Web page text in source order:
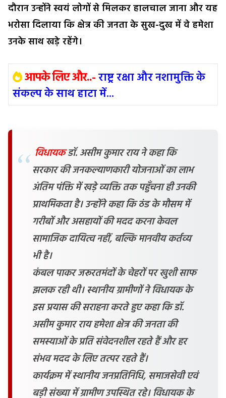
दौरान उन्होंने स्वयं लोगों से मिलकर हालचाल जाना और यह
भरोसा दिलाया कि क्षेत्र की जनता के सुख-दुख में वे हमेशा
उनके साथ खड़े रहेंगे।
आपके लिए और..-राष्ट्र रक्षा और नशामुक्ति के
संकल्प के साथ हाटा में...
विधायकडॉ. असीम कुमार राय ने कहा कि
सरकार की जनकल्याणकारी योजनाओं का लाभ
अंतिम पंक्ति में खड़े व्यक्ति तक पहुँचना ही उनकी
प्राथमिकता है। उन्होंने कहा कि ठंड के मौसम में
गरीबों और असहायों की मदद करना केवल
सामाजिक दायित्व नहीं, बल्कि मानवीय कर्तव्य
भी है।
कंबल पाकर जरूरतमंदों के चेहरों पर खुशी साफ
झलक रही थी। स्थानीय ग्रामीणों ने विधायक के
इस प्रयास की सराहना करते हुए कहा कि डॉ.
असीम कुमार राय हमेशा क्षेत्र की जनता की
समस्याओं के प्रति संवेदनशील रहते हैं और हर
संभव मदद के लिए तत्पर रहते हैं।
कार्यक्रम में स्थानीय जनप्रतिनिधि, समाजसेवी एवं
बड़ी संख्या में ग्रामीण उपस्थित रहे। विधायक के